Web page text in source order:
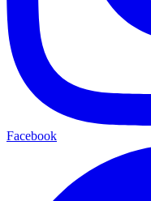
Facebook